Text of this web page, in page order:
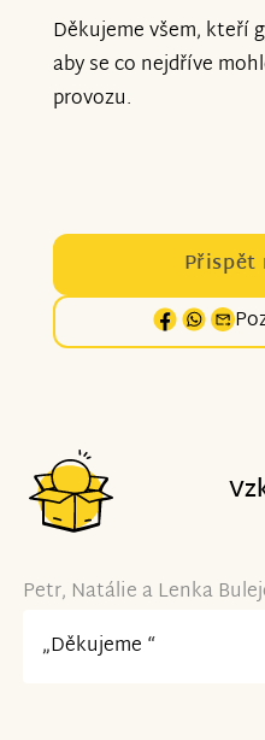
Děkujeme všem, kteří
aby se co nejdříve
provozu.
Přispět
Petr, Natálie a Lenka
„Děkujeme “